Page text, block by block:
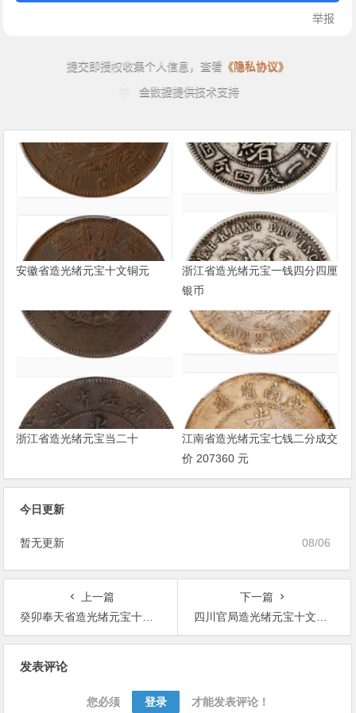
安徽省造光绪元宝十文铜元
浙江省造光绪元宝一钱四分四厘
银币
浙江省造光绪元宝当二十
江南省造光绪元宝七钱二分成交
价 207360 元
今日更新
08/06
暂无更新
上一篇
癸卯奉天省造光绪元宝十文黄铜币
下一篇
四川官局造光绪元宝十文铜币价格
发表评论
您必须 登录 才能发表评论！